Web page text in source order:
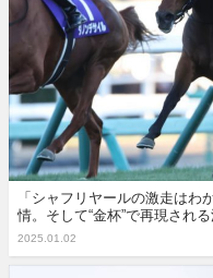
「シャフリヤールの激走は
情。そして“金杯”で再現され
2025.01.02